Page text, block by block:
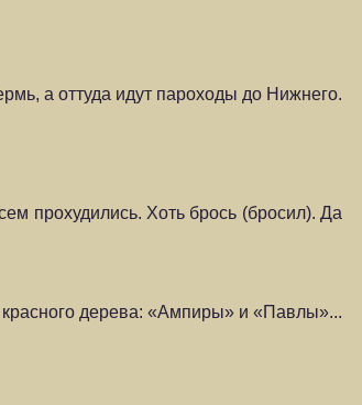
а оттуда идут пароходы до Нижнего.
прохудились. Хоть брось (бросил). Да
дерева: «Ампиры» и «Павлы»...